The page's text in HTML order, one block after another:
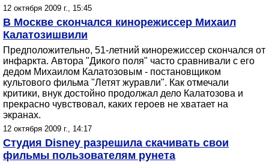
12 октября 2009 г., 15:45
В Москве скончался кинорежиссер Михаил
Калатозишвили
Предположительно, 51-летний кинорежиссер скончался от
инфаркта. Автора "Дикого поля" часто сравнивали с его
дедом Михаилом Калатозовым - постановщиком
культового фильма "Летят журавли". Как отмечали
критики, внук достойно продолжал дело Калатозова и
прекрасно чувствовал, каких героев не хватает на
экранах.
12 октября 2009 г., 14:17
Студия Disney разрешила скачивать свои
фильмы пользователям рунета